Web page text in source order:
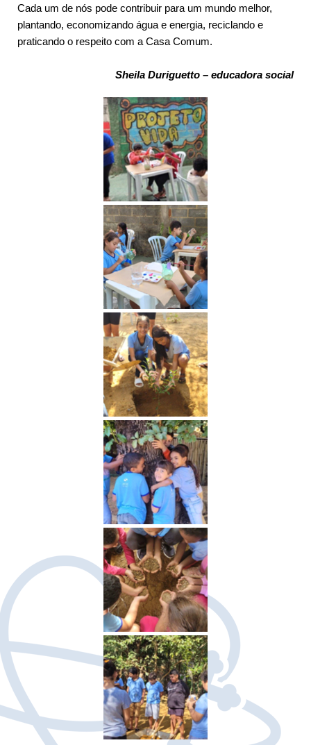
Cada um de nós pode contribuir para um mundo melhor,
plantando, economizando água e energia, reciclando e
praticando o respeito com a Casa Comum.
Sheila Duriguetto – educadora social